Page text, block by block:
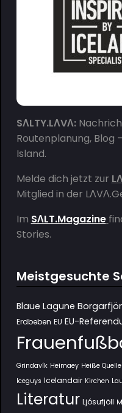
SΛLTY.LΛVΛ:
Routenplanung,
Island.
Melde dich jetzt zur
Mitglied in der
Im SΛLT.Magazine
Stories.
Meistgesuchte
Blaue Lagune
Erdbeben EU EU-
Grindavík Heimaey Heiße Quelle
Iceguys Icelandair Kirchen
Literatur Ljósufjöll